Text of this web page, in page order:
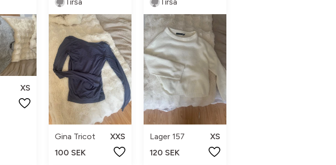
XS
Gina Tricot
XXS
100 SEK
Lager 157
XS
120 SEK